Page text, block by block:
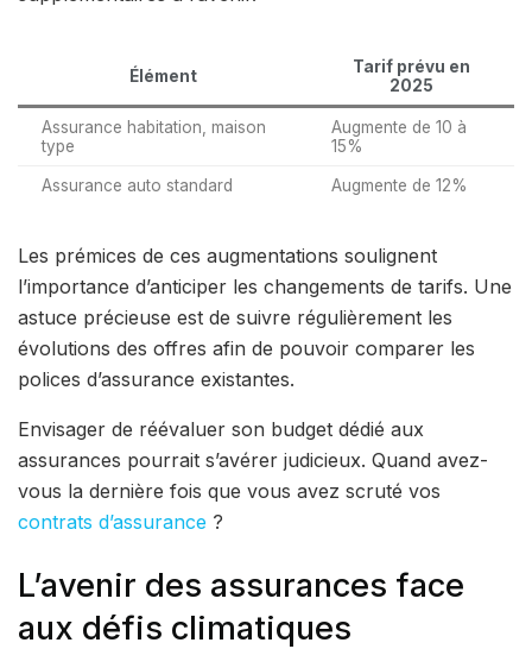
Élément
Tarif prévu en
2025
Assurance habitation, maison
type
Augmente de 10 à
15%
Assurance auto standard Augmente de 12%
Les prémices de ces augmentations soulignent
l’importance d’anticiper les changements de tarifs. Une
astuce précieuse est de suivre régulièrement les
évolutions des offres afin de pouvoir comparer les
polices d’assurance existantes.
Envisager de réévaluer son budget dédié aux
assurances pourrait s’avérer judicieux. Quand avez-
vous la dernière fois que vous avez scruté vos
contrats d’assurance ?
L’avenir des assurances face
aux défis climatiques